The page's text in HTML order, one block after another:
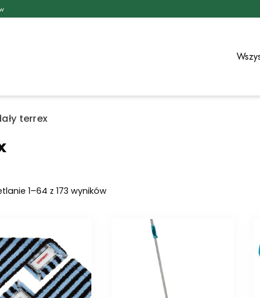
terrex
1–64 z 173 wynikówPosortowane
najnowszych